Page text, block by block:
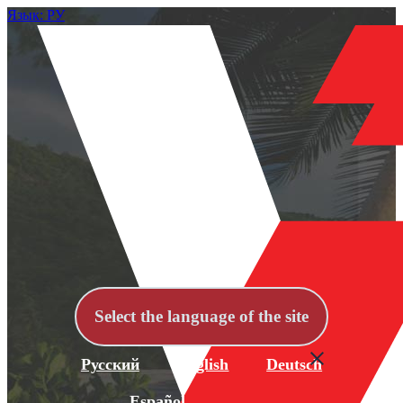
Язык: РУ
Select the language of the site
Русский English Deutsch